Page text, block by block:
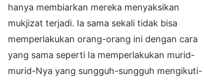
hanya membiarkan mereka menyaksikan
mukjizat terjadi. Ia sama sekali tidak bisa
memperlakukan orang-orang ini dengan cara
yang sama seperti Ia memperlakukan murid-
murid-Nya yang sungguh-sungguh mengikuti-